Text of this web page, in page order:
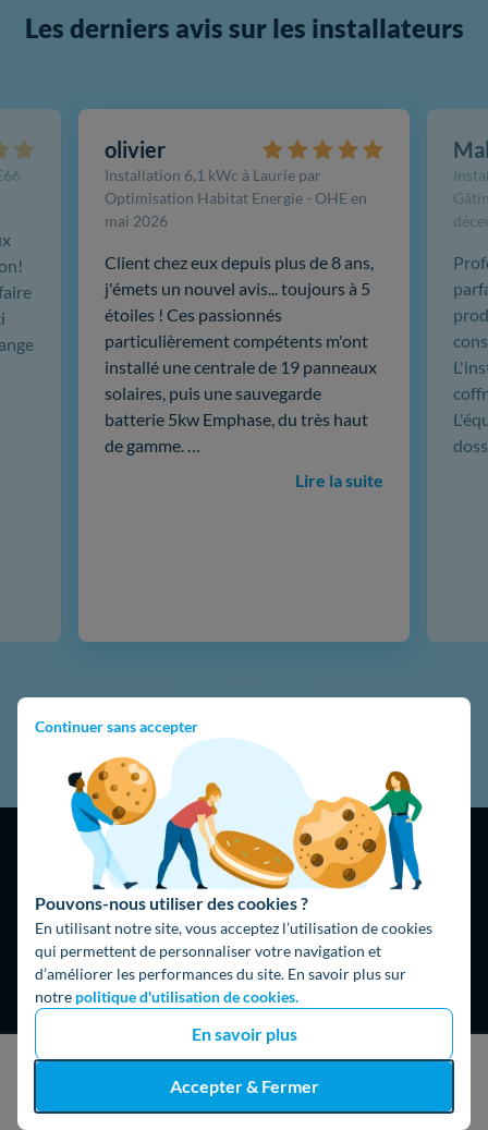
Continuer sans accepter
Pouvons-nous utiliser des cookies ?
En utilisant notre site, vous acceptez l’utilisation de cookies
qui permettent de personnaliser votre navigation et
d’améliorer les performances du site. En savoir plus sur
notre politique d'utilisation de cookies.
En savoir plus
Accepter & Fermer
J'obtiens un devis gratuit
Les derniers avis sur les installateurs
olivier
Installation 6,1 kWc à Laurie par
Optimisation Habitat Energie - OHE en
mai 2026
Client chez eux depuis plus de 8 ans,
j'émets un nouvel avis... toujours à 5
étoiles ! Ces passionnés
particulièrement compétents m'ont
installé une centrale de 19 panneaux
solaires, puis une sauvegarde
batterie 5kw Emphase, du très haut
de gamme. …
Lire la suite
4,9/5
16474 avisGoogle